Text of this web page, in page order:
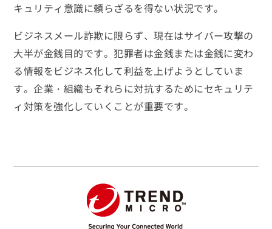
キュリティ意識に頼らざるを得ない状況です。
ビジネスメール詐欺に限らず、現在はサイバー攻撃の
大半が金銭目的です。犯罪者は金銭または金銭に変わ
る情報をビジネス化して利益を上げようとしていま
す。企業・組織もそれらに対抗するためにセキュリテ
ィ対策を強化していくことが重要です。